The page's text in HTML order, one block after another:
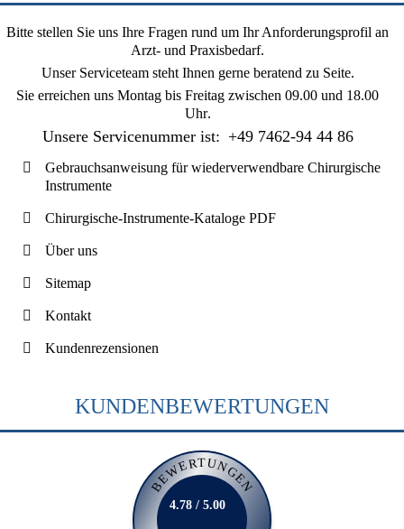
Bitte stellen Sie uns Ihre Fragen rund um Ihr Anforderungsprofil an
Arzt- und Praxisbedarf.
Unser Serviceteam steht Ihnen gerne beratend zu Seite.
Sie erreichen uns Montag bis Freitag zwischen 09.00 und 18.00
Uhr.
Unsere Servicenummer ist: +49 7462-94 44 86
Gebrauchsanweisung für wiederverwendbare Chirurgische
Instrumente
Chirurgische-Instrumente-Kataloge PDF
Über uns
Sitemap
Kontakt
Kundenrezensionen
KUNDENBEWERTUNGEN
BEWERTUNGEN
4.78 / 5.00